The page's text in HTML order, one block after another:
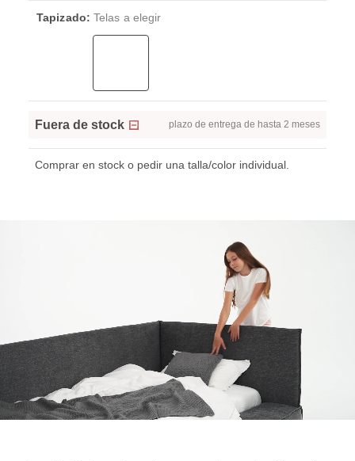
Tapizado: Telas a elegir
Fuera de stock plazo de entrega de hasta 2 meses
Comprar en stock o pedir una talla/color individual.